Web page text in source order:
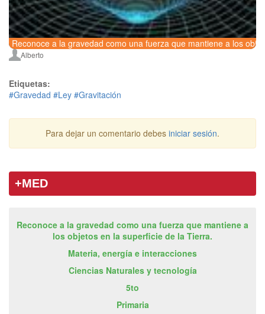
Reconoce a la gravedad como una fuerza que mantiene a los
Alberto
Etiquetas:
#Gravedad #Ley #Gravitación
Para dejar un comentario debes iniciar sesión.
+MED
Reconoce a la gravedad como una fuerza que mantiene a
los objetos en la superficie de la Tierra.
Materia, energía e interacciones
Ciencias Naturales y tecnología
5to
Primaria